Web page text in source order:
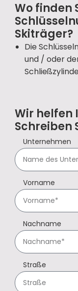
Wo finden
Skiträger?
Die
und / oder
Wir helfen
Schreiben
Unternehmen
Vorname
Nachname
Straße